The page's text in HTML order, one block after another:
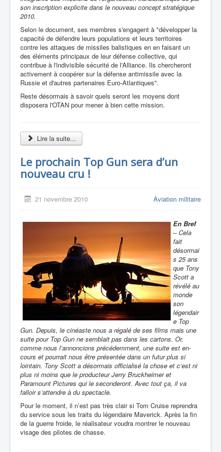
son inscription explicite dans le nouveau concept stratégique
2010.
Selon le document, ses membres s'engagent à "développer la
capacité de défendre leurs populations et leurs territoires
contre les attaques de missiles balistiques en en faisant un
des éléments principaux de leur défense collective, qui
contribue à l'indivisible sécurité de l'Alliance. Ils chercheront
activement à coopérer sur la défense antimissile avec la
Russie et d'autres partenaires Euro-Atlantiques".
Reste désormais à savoir quels seront les moyens dont
disposera l'OTAN pour mener à bien cette mission.
Lire la suite...
Le prochain Top Gun sera d’un
nouveau cru !
21 novembre 2010 Aviation militaire
En Bref
– Cela
fait
désormai
s 25 ans
que Tony
Scott a
révélé au
monde
son
légendair
e Top
Gun. Depuis, le cinéaste nous a régalé de ses films mais une
suite pour Top Gun ne semblait pas dans les cartons. Or,
comme nous l’annoncions précédemment, une suite est en-
cours et pourrait nous être présentée dans un futur plus si
lointain. Tony Scott a désormais officialisé la chose et c’est ni
plus ni moins que le producteur Jerry Bruckheimer et
Paramount Pictures qui le seconderont. Avec tout ça, il va
falloir s’attendre à du spectacle.
Pour le moment, il n’est pas très clair si Tom Cruise reprendra
du service sous les traits du légendaire Maverick. Après la fin
de la guerre froide, le réalisateur voudra montrer le nouveau
visage des pilotes de chasse.